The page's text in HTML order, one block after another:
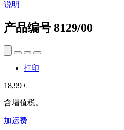
说明
产品编号 8129/00
打印
18,99 €
含增值税。
加运费